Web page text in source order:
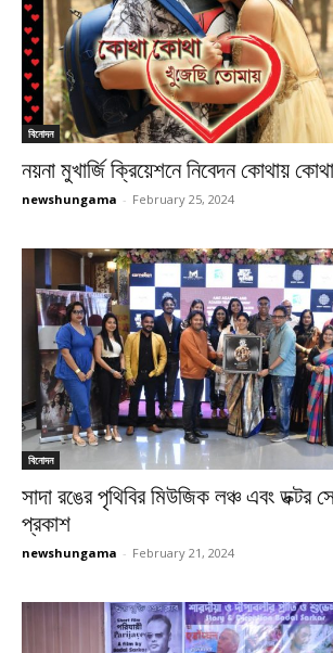
বিনোদন
নয়না মুখার্জি ক্রিয়েশনে নিবেদন কোথায়
newshungama - February 25, 2024
বিনোদন
সাদা রঙের পৃথিবির মিউজিক লঞ্চ এবং ডক্টর
প্রকাশ
newshungama - February 21, 2024